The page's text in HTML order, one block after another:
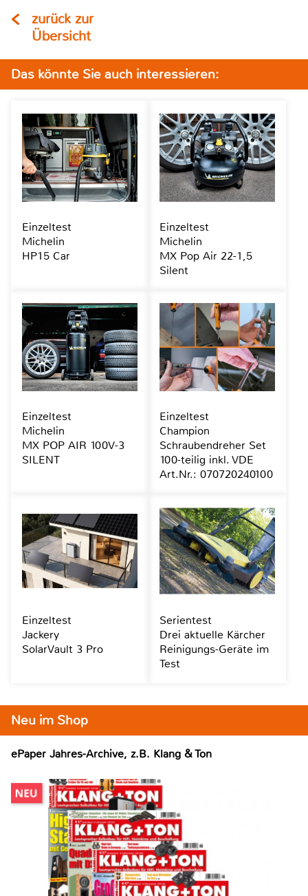
zurück zur
Übersicht
Neu im Shop
ePaper Jahres-Archive, z.B. Klang & Ton
Das könnte Sie auch interessieren:
Einzeltest
Michelin
HP15 Car
Einzeltest
Michelin
MX Pop Air 22-1,5
Silent
Einzeltest
Michelin
MX POP AIR 100V-3
SILENT
Einzeltest
Champion
Schraubendreher Set
100-teilig inkl. VDE
Art.Nr.: 070720240100
Einzeltest
Jackery
SolarVault 3 Pro
Serientest
Drei aktuelle Kärcher
Reinigungs-Geräte im
Test